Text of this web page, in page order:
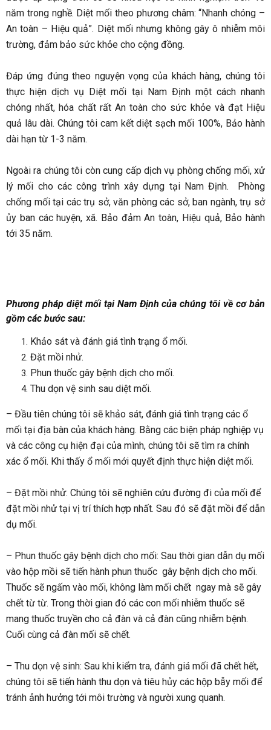
năm trong nghề. Diệt mối theo phương châm: “Nhanh chóng –
An toàn – Hiệu quả”. Diệt mối nhưng không gây ô nhiễm môi
trường, đảm bảo sức khỏe cho cộng đồng.
Đáp ứng đúng theo nguyện vọng của khách hàng, chúng tôi
thực hiện dịch vụ Diệt mối tại Nam Định một cách nhanh
chóng nhất, hóa chất rất An toàn cho sức khỏe và đạt Hiệu
quả lâu dài. Chúng tôi cam kết diệt sạch mối 100%, Bảo hành
dài hạn từ 1-3 năm.
Ngoài ra chúng tôi còn cung cấp dịch vụ phòng chống mối, xử
lý mối cho các công trình xây dựng tại Nam Định. Phòng
chống mối tại các trụ sở, văn phòng các sở, ban ngành, trụ sở
ủy ban các huyện, xã. Bảo đảm An toàn, Hiệu quả, Bảo hành
tới 35 năm.
Phương pháp diệt mối tại Nam Định của chúng tôi về cơ bản
gồm các bước sau:
Khảo sát và đánh giá tình trạng ổ mối.
Đặt mồi nhử.
Phun thuốc gây bệnh dịch cho mối.
Thu dọn vệ sinh sau diệt mối.
– Đầu tiên chúng tôi sẽ khảo sát, đánh giá tình trạng các ổ
mối tại địa bàn của khách hàng. Bằng các biện pháp nghiệp vụ
và các công cụ hiện đại của mình, chúng tôi sẽ tìm ra chính
xác ổ mối. Khi thấy ổ mối mới quyết định thực hiện diệt mối.
– Đặt mồi nhử: Chúng tôi sẽ nghiên cứu đường đi của mối để
đặt mồi nhử tại vị trí thích hợp nhất. Sau đó sẽ đặt mồi để dẫn
dụ mối.
– Phun thuốc gây bệnh dịch cho mối: Sau thời gian dẫn dụ mối
vào hộp mồi sẽ tiến hành phun thuốc gây bệnh dịch cho mối.
Thuốc sẽ ngấm vào mối, không làm mối chết ngay mà sẽ gây
chết từ từ. Trong thời gian đó các con mối nhiễm thuốc sẽ
mang thuốc truyền cho cả đàn và cả đàn cũng nhiễm bệnh.
Cuối cùng cả đàn mối sẽ chết.
– Thu dọn vệ sinh: Sau khi kiểm tra, đánh giá mối đã chết hết,
chúng tôi sẽ tiến hành thu dọn và tiêu hủy các hộp bẫy mối để
tránh ảnh hưởng tới môi trường và người xung quanh.